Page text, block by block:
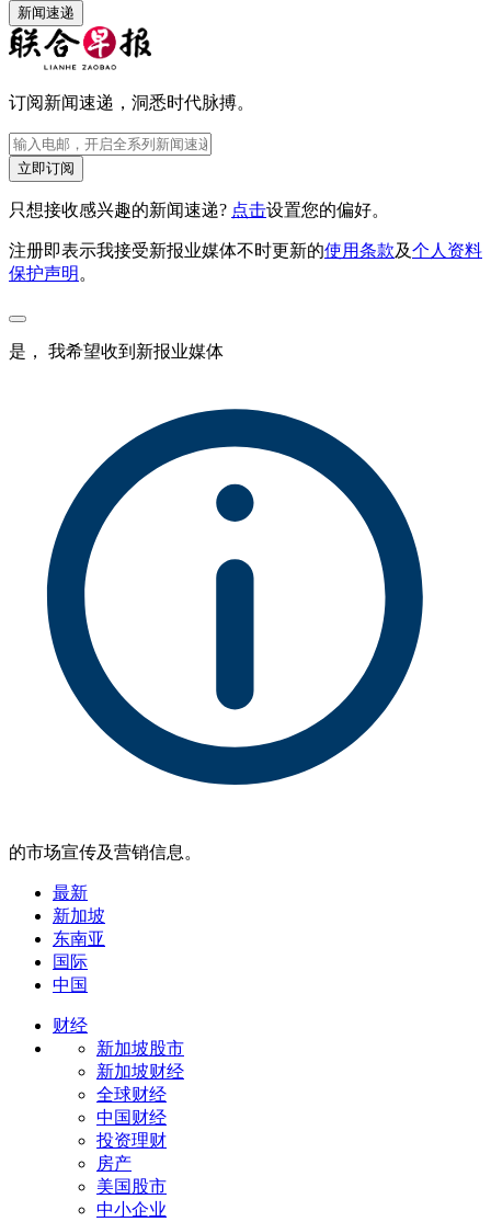
新闻速递
订阅新闻速递，洞悉时代脉搏。
立即订阅
只想接收感兴趣的新闻速递? 点击设置您的偏好。
注册即表示我接受新报业媒体不时更新的使用条款及个人资料
保护声明。
是， 我希望收到新报业媒体
的市场宣传及营销信息。
最新
新加坡
东南亚
国际
中国
财经
新加坡股市
新加坡财经
全球财经
中国财经
投资理财
房产
美国股市
中小企业